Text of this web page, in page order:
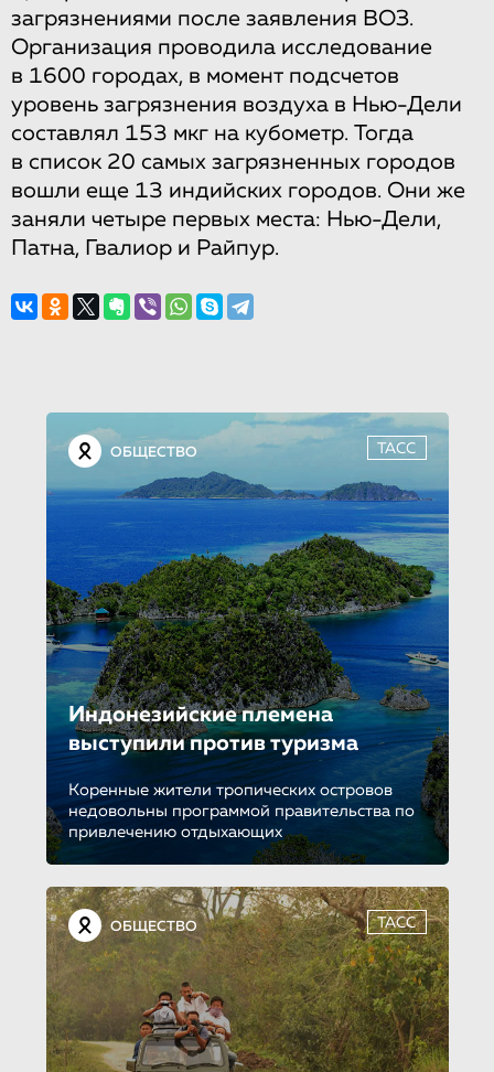
загрязнениями после заявления ВОЗ.
Организация проводила исследование
в 1600 городах, в момент подсчетов
уровень загрязнения воздуха в Нью-Дели
составлял 153 мкг на кубометр. Тогда
в список 20 самых загрязненных городов
вошли еще 13 индийских городов. Они же
заняли четыре первых места: Нью-Дели,
Патна, Гвалиор и Райпур.
ОБЩЕСТВО ТАСС
Индонезийские племена
выступили против туризма
Коренные жители тропических островов
недовольны программой правительства по
привлечению отдыхающих
ОБЩЕСТВО ТАСС